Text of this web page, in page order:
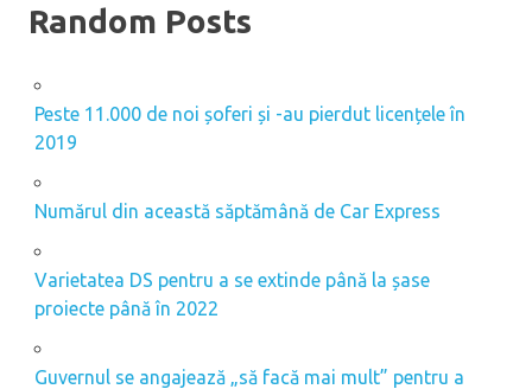
Random Posts
Peste 11.000 de noi șoferi și -au pierdut licențele în
2019
Numărul din această săptămână de Car Express
Varietatea DS pentru a se extinde până la șase
proiecte până în 2022
Guvernul se angajează „să facă mai mult” pentru a